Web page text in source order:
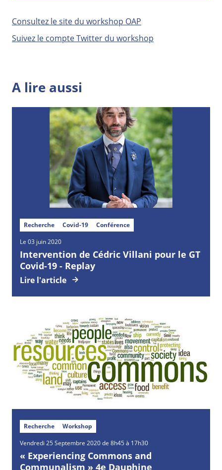
Consultez le site du workshop OAP
Suivez le compte Twitter du workshop
A lire aussi
Recherche Covid-19 Conférence
Le 03 juin 2020
Intervention de Cédric Villani pour le GT
Covid-19 - Replay
Lire l'article
Recherche Workshop
Vendredi 25 Septembre 2020 de 8h45 à 17h30
« Experiencing Commons and
Communalism » 4e Dauphine